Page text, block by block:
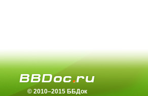
© 2010–2015 ББДок